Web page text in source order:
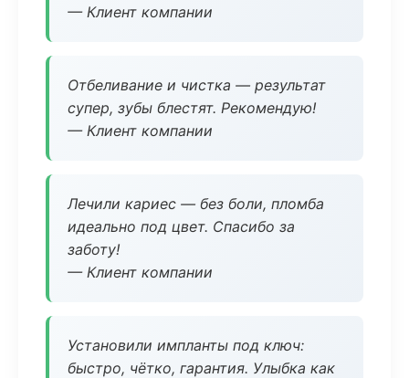
— Клиент компании
Отбеливание и чистка — результат
супер, зубы блестят. Рекомендую!
— Клиент компании
Лечили кариес — без боли, пломба
идеально под цвет. Спасибо за
заботу!
— Клиент компании
Установили импланты под ключ:
быстро, чётко, гарантия. Улыбка как